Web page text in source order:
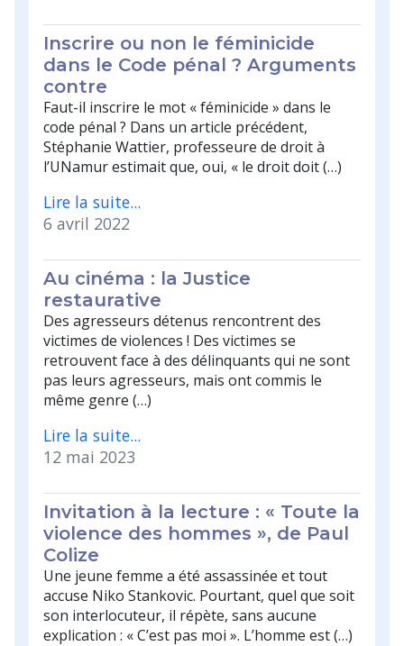
Inscrire ou non le féminicide
dans le Code pénal ? Arguments
contre
Faut-il inscrire le mot « féminicide » dans le
code pénal ? Dans un article précédent,
Stéphanie Wattier, professeure de droit à
l’UNamur estimait que, oui, « le droit doit (…)
Lire la suite...
6 avril 2022
Au cinéma : la Justice
restaurative
Des agresseurs détenus rencontrent des
victimes de violences ! Des victimes se
retrouvent face à des délinquants qui ne sont
pas leurs agresseurs, mais ont commis le
même genre (…)
Lire la suite...
12 mai 2023
Invitation à la lecture : « Toute la
violence des hommes », de Paul
Colize
Une jeune femme a été assassinée et tout
accuse Niko Stankovic. Pourtant, quel que soit
son interlocuteur, il répète, sans aucune
explication : « C’est pas moi ». L’homme est (…)